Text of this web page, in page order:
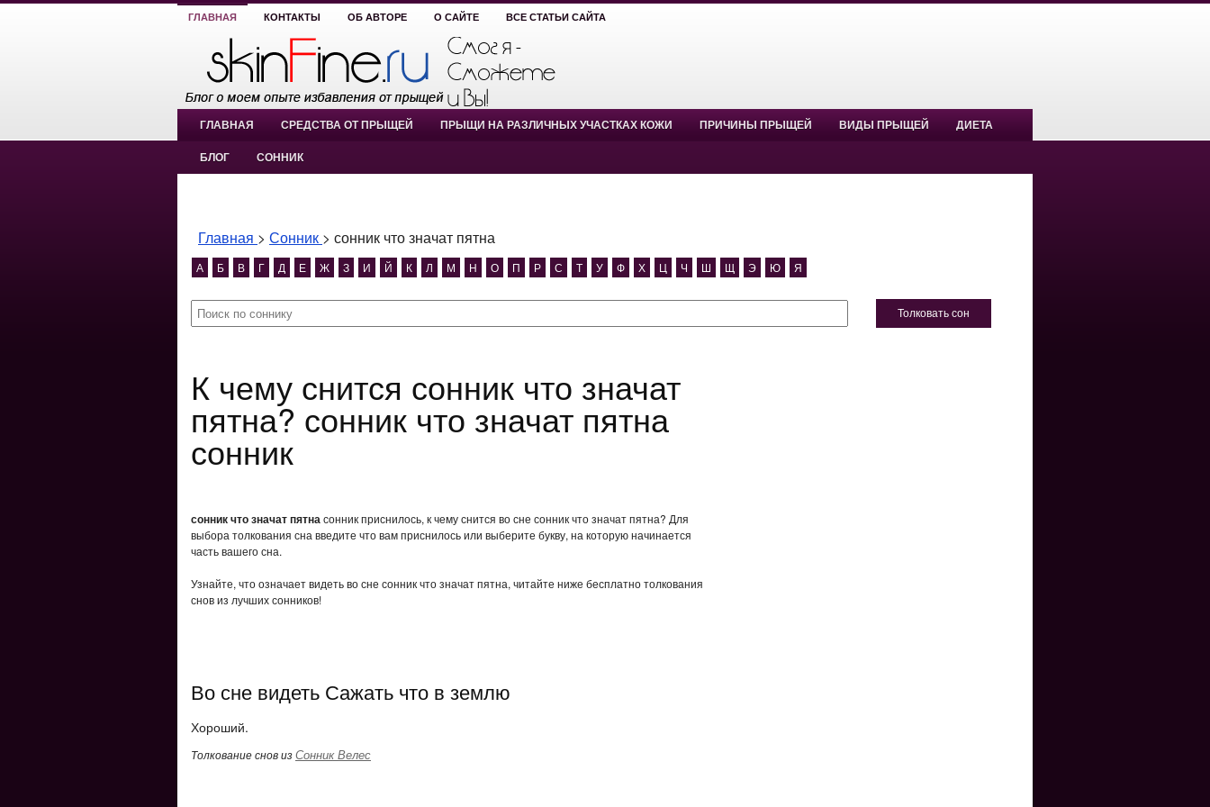
ГЛАВНАЯ КОНТАКТЫ ОБ АВТОРЕ О САЙТЕ ВСЕ СТАТЬИ САЙТА
ГЛАВНАЯ СРЕДСТВА ОТ ПРЫЩЕЙ ПРЫЩИ НА РАЗЛИЧНЫХ УЧАСТКАХ КОЖИ ПРИЧИНЫ ПРЫЩЕЙ ВИДЫ ПРЫЩЕЙ ДИЕТА
БЛОГ СОННИК
Главная > Сонник > сонник что значат пятна
А Б В Г Д Е Ж З И Й К Л М Н О П Р С Т У Ф Х Ц Ч Ш Щ Э Ю Я
Толковать сон
К чему снится сонник что значат
пятна? сонник что значат пятна
сонник
сонник что значат пятнасонник приснилось, к чему снится во сне сонник что значат пятна? Для
выбора толкования сна введите что вам приснилось или выберите букву, на которую начинается
часть вашего сна.
Узнайте, что означает видеть во сне сонник что значат пятна, читайте ниже бесплатно толкования
снов из лучших сонников!
Во сне видеть Сажать что в землю
Хороший.
Толкование снов изСонник Велес